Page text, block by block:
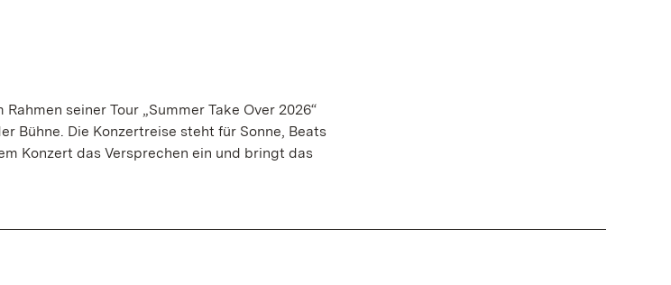
seiner Tour „Summer Take Over 2026“
Bühne. Die Konzertreise steht für Sonne, Beats
Konzert das Versprechen ein und bringt das